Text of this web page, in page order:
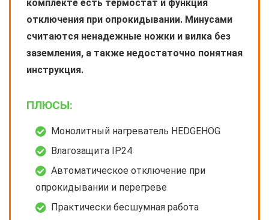
комплекте есть термостат и функция
отключения при опрокидывании. Минусами
считаются ненадежные ножки и вилка без
заземления, а также недостаточно понятная
инструкция.
ПЛЮСЫ:
Монолитный нагреватель HEDGEHOG
Влагозащита IP24
Автоматическое отключение при
опрокидывании и перегреве
Практически бесшумная работа